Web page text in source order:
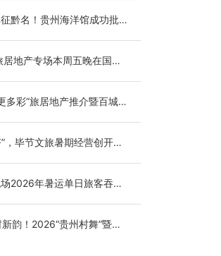
黔名！贵州海洋馆成功批量
居地产专场本周五晚在国际
多彩”旅居地产推介暨百城千
，毕节文旅暑期经营创开门
2026年暑运单日旅客吞吐
韵！2026“贵州村舞”暨望